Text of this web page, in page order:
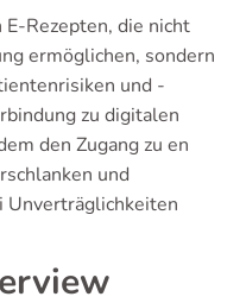
Rezepten, die nicht
ermöglichen, sondern
und -
zu digitalen
den Zugang zu en
und
Unverträglichkeiten